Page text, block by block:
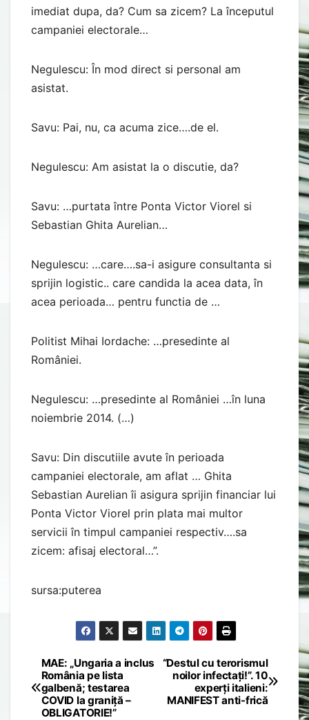
imediat dupa, da? Cum sa zicem? La începutul
campaniei electorale…
Negulescu: În mod direct si personal am
asistat.
Savu: Pai, nu, ca acuma zice….de el.
Negulescu: Am asistat la o discutie, da?
Savu: …purtata între Ponta Victor Viorel si
Sebastian Ghita Aurelian…
Negulescu: …care….sa-i asigure consultanta si
sprijin logistic.. care candida la acea data, în
acea perioada… pentru functia de …
Politist Mihai Iordache: …presedinte al
României.
Negulescu: …presedinte al României …în luna
noiembrie 2014. (…)
Savu: Din discutiile avute în perioada
campaniei electorale, am aflat … Ghita
Sebastian Aurelian îi asigura sprijin financiar lui
Ponta Victor Viorel prin plata mai multor
servicii în timpul campaniei respectiv….sa
zicem: afisaj electoral…”.
sursa:puterea
Post
navigation
“Destul cu terorismul
noilor infectați!”. 10
experți italieni:
MANIFEST anti-frică
MAE: „Ungaria a inclus
România pe lista
galbenă; testarea
COVID la graniță –
OBLIGATORIE!”